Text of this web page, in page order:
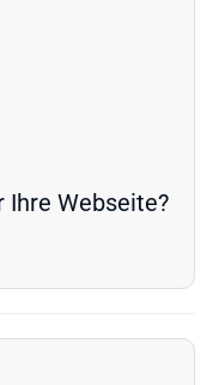
Ihre Webseite?